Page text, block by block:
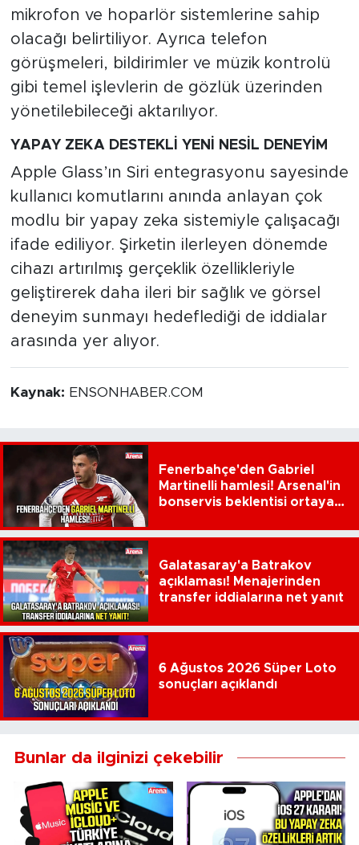
mikrofon ve hoparlör sistemlerine sahip
olacağı belirtiliyor. Ayrıca telefon
görüşmeleri, bildirimler ve müzik kontrolü
gibi temel işlevlerin de gözlük üzerinden
yönetilebileceği aktarılıyor.
YAPAY ZEKA DESTEKLİ YENİ NESİL DENEYİM
Apple Glass’ın Siri entegrasyonu sayesinde
kullanıcı komutlarını anında anlayan çok
modlu bir yapay zeka sistemiyle çalışacağı
ifade ediliyor. Şirketin ilerleyen dönemde
cihazı artırılmış gerçeklik özellikleriyle
geliştirerek daha ileri bir sağlık ve görsel
deneyim sunmayı hedeflediği de iddialar
arasında yer alıyor.
Kaynak: ENSONHABER.COM
Fenerbahçe'den Gabriel
Martinelli hamlesi! Arsenal'in
bonservis beklentisi ortaya
Galatasaray'a Batrakov
açıklaması! Menajerinden
transfer iddialarına net yanıt
6 Ağustos 2026 Süper Loto
sonuçları açıklandı
Bunlar da ilginizi çekebilir